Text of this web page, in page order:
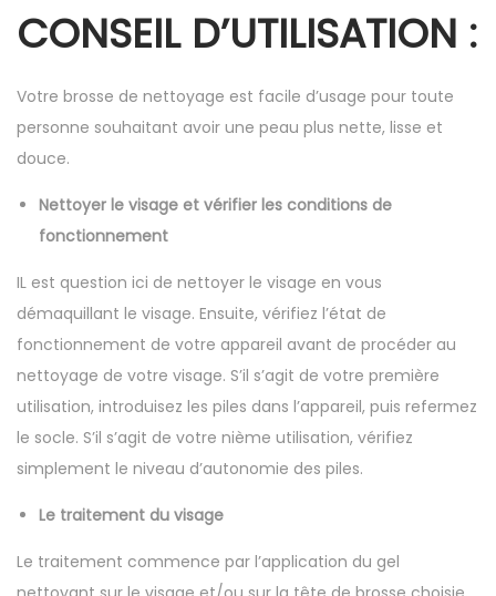
CONSEIL D’UTILISATION :
Votre brosse de nettoyage est facile d’usage pour toute
personne souhaitant avoir une peau plus nette, lisse et
douce.
Nettoyer le visage et vérifier les conditions de
fonctionnement
IL est question ici de nettoyer le visage en vous
démaquillant le visage. Ensuite, vérifiez l’état de
fonctionnement de votre appareil avant de procéder au
nettoyage de votre visage. S’il s’agit de votre première
utilisation, introduisez les piles dans l’appareil, puis refermez
le socle. S’il s’agit de votre nième utilisation, vérifiez
simplement le niveau d’autonomie des piles.
Le traitement du visage
Le traitement commence par l’application du gel